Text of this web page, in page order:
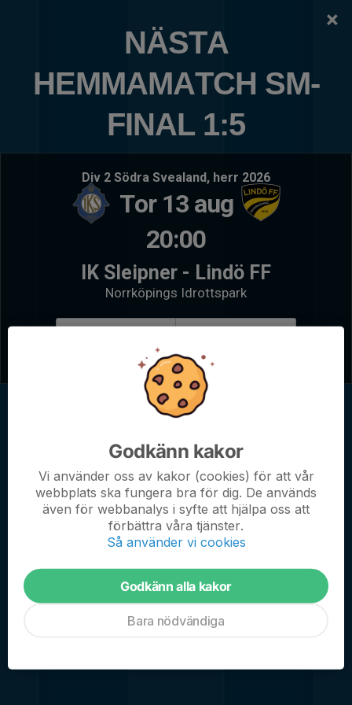
Hem Logga in
IK SLEIPNER ×
NÄSTA
HEMMAMATCH SM-
FINAL 1:5
Div 2 Södra Svealand, herr 2026
Tor 13 aug
20:00
IK Sleipner - Lindö FF
Norrköpings Idrottspark
Nästa match Senaste resultat
IK Sleipners P-2018 spelar med två lag i sammandrag 5-5 för
pojkar 8 år.
Randigt är roligt!
Godkänn kakor
Vi använder oss av kakor (cookies) för att vår
webbplats ska fungera bra för dig. De används
även för webbanalys i syfte att hjälpa oss att
förbättra våra tjänster.
Så använder vi cookies
Godkänn alla kakor
Bara nödvändiga